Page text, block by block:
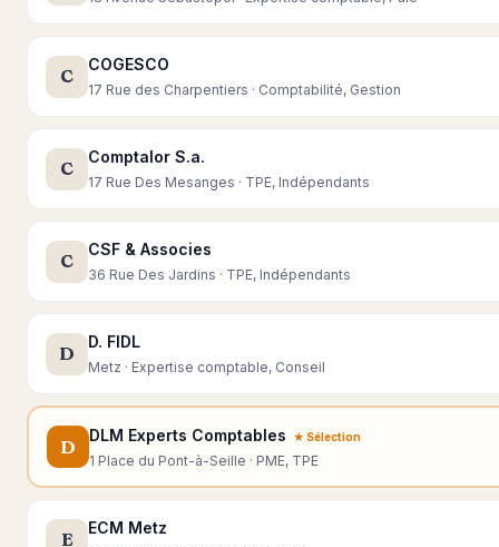
C
COGESCO
17 Rue des Charpentiers · Comptabilité, Gestion
C
Comptalor S.a.
17 Rue Des Mesanges · TPE, Indépendants
C
CSF & Associes
36 Rue Des Jardins · TPE, Indépendants
D
D. FIDL
Metz · Expertise comptable, Conseil
D
DLM Experts Comptables ★ Sélection
1 Place du Pont-à-Seille · PME, TPE
E
ECM Metz